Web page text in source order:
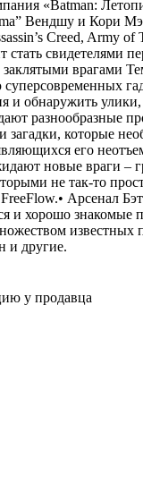
«Batman:
Вендшу и Кори
Creed, Army
свидетелями
врагами
и обнаружить
разнообразные
загадки, которые
его
новые враги
не так-то
Арсенал
и хорошо
и другие.
у продавца